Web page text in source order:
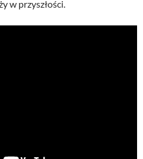
w przyszłości.